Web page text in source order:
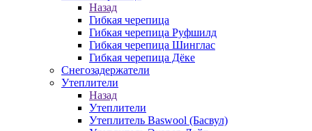
Назад
Гибкая черепица
Гибкая черепица Руфшилд
Гибкая черепица Шинглас
Гибкая черепица Дёке
Снегозадержатели
Утеплители
Назад
Утеплители
Утеплитель Baswool (Басвул)